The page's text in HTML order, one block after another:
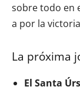
sobre todo en
a por la
La próxima
El Santa